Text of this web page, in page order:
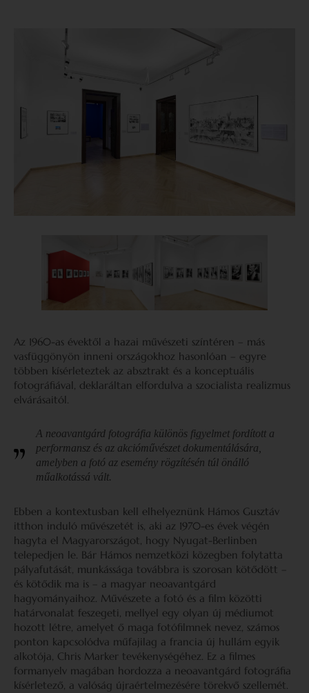
Az 1960-as évektől a hazai művészeti színtéren – más
vasfüggönyön inneni országokhoz hasonlóan – egyre
többen kísérleteztek az absztrakt és a konceptuális
fotográfiával, deklaráltan elfordulva a szocialista realizmus
elvárásaitól.
A neoavantgárd fotográfia különös figyelmet fordított a
performansz és az akcióművészet dokumentálására,
amelyben a fotó az esemény rögzítésén túl önálló
műalkotássá vált.
Ebben a kontextusban kell elhelyeznünk Hámos Gusztáv
itthon induló művészetét is, aki az 1970-es évek végén
hagyta el Magyarországot, hogy Nyugat-Berlinben
telepedjen le. Bár Hámos nemzetközi közegben folytatta
pályafutását, munkássága továbbra is szorosan kötődött –
és kötődik ma is – a magyar neoavantgárd
hagyományaihoz. Művészete a fotó és a film közötti
határvonalat feszegeti, mellyel egy olyan új médiumot
hozott létre, amelyet ő maga fotófilmnek nevez, számos
ponton kapcsolódva műfajilag a francia új hullám egyik
alkotója, Chris Marker tevékenységéhez. Ez a filmes
formanyelv magában hordozza a neoavantgárd fotográfia
kísérletező, a valóság újraértelmezésére törekvő szellemét.